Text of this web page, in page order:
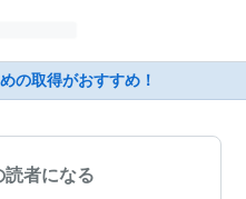
の取得がおすすめ！
読者になる